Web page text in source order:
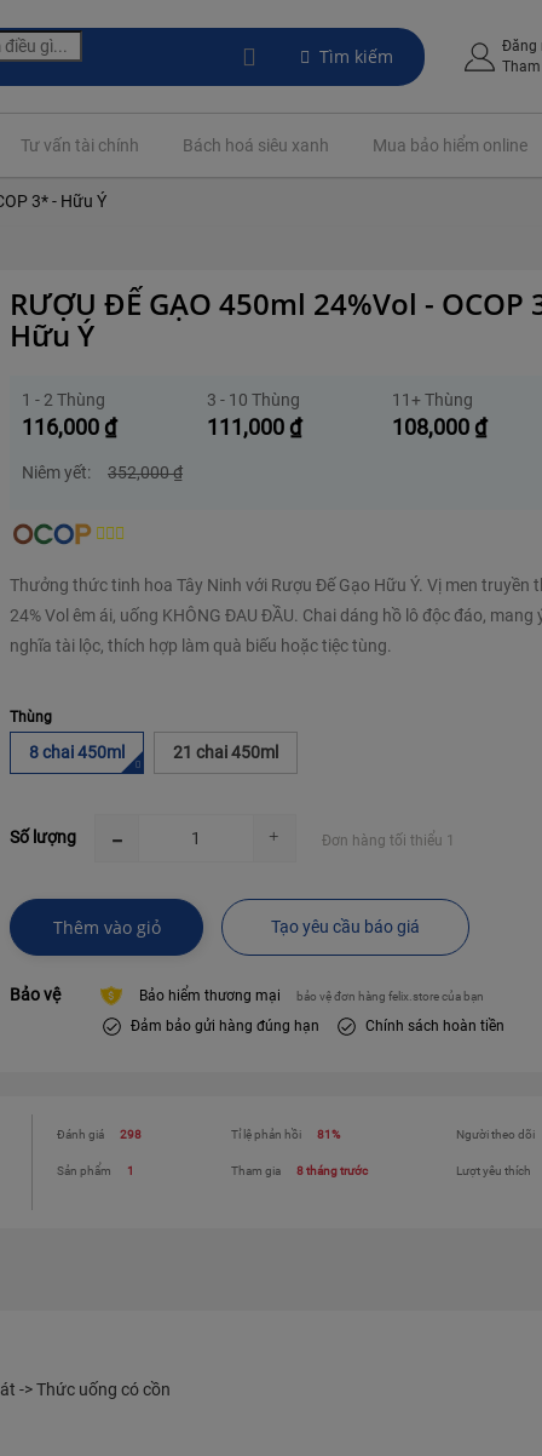
Tìm kiếm
Đăng
Tư vấn tài chính Bách hoá siêu xanh Mua bảo hiểm online
3* - Hữu Ý
RƯỢU ĐẾ GẠO 450ml 24%Vol - OCOP
Hữu Ý
116,000 ₫
1 - 2 Thùng
111,000 ₫
3 - 10 Thùng
108,000 ₫
11+ Thùng
Niêm yết: 352,000₫
Thưởng thức tinh hoa Tây Ninh với Rượu Đế Gạo Hữu Ý. Vị men truyền
24% Vol êm ái, uống KHÔNG ĐAU ĐẦU. Chai dáng hồ lô độc đáo, mang
nghĩa tài lộc, thích hợp làm quà biếu hoặc tiệc tùng.
Thùng
8 chai 450ml 21 chai 450ml
Số lượng Đơn hàng tối thiểu 1
Thêm vào giỏ Tạo yêu cầu báo giá
Bảo vệ Bảo hiểm thương mại bảo vệ đơn hàng felix.store của bạn
Đảm bảo gửi hàng đúng hạn Chính sách hoàn tiền
Đánh giá 298
Sản phẩm 1
Tỉ lệ phản hồi 81%
Tham gia 8 tháng trước
Người theo dõi
Lượt yêu thích
-> Thức uống có cồn